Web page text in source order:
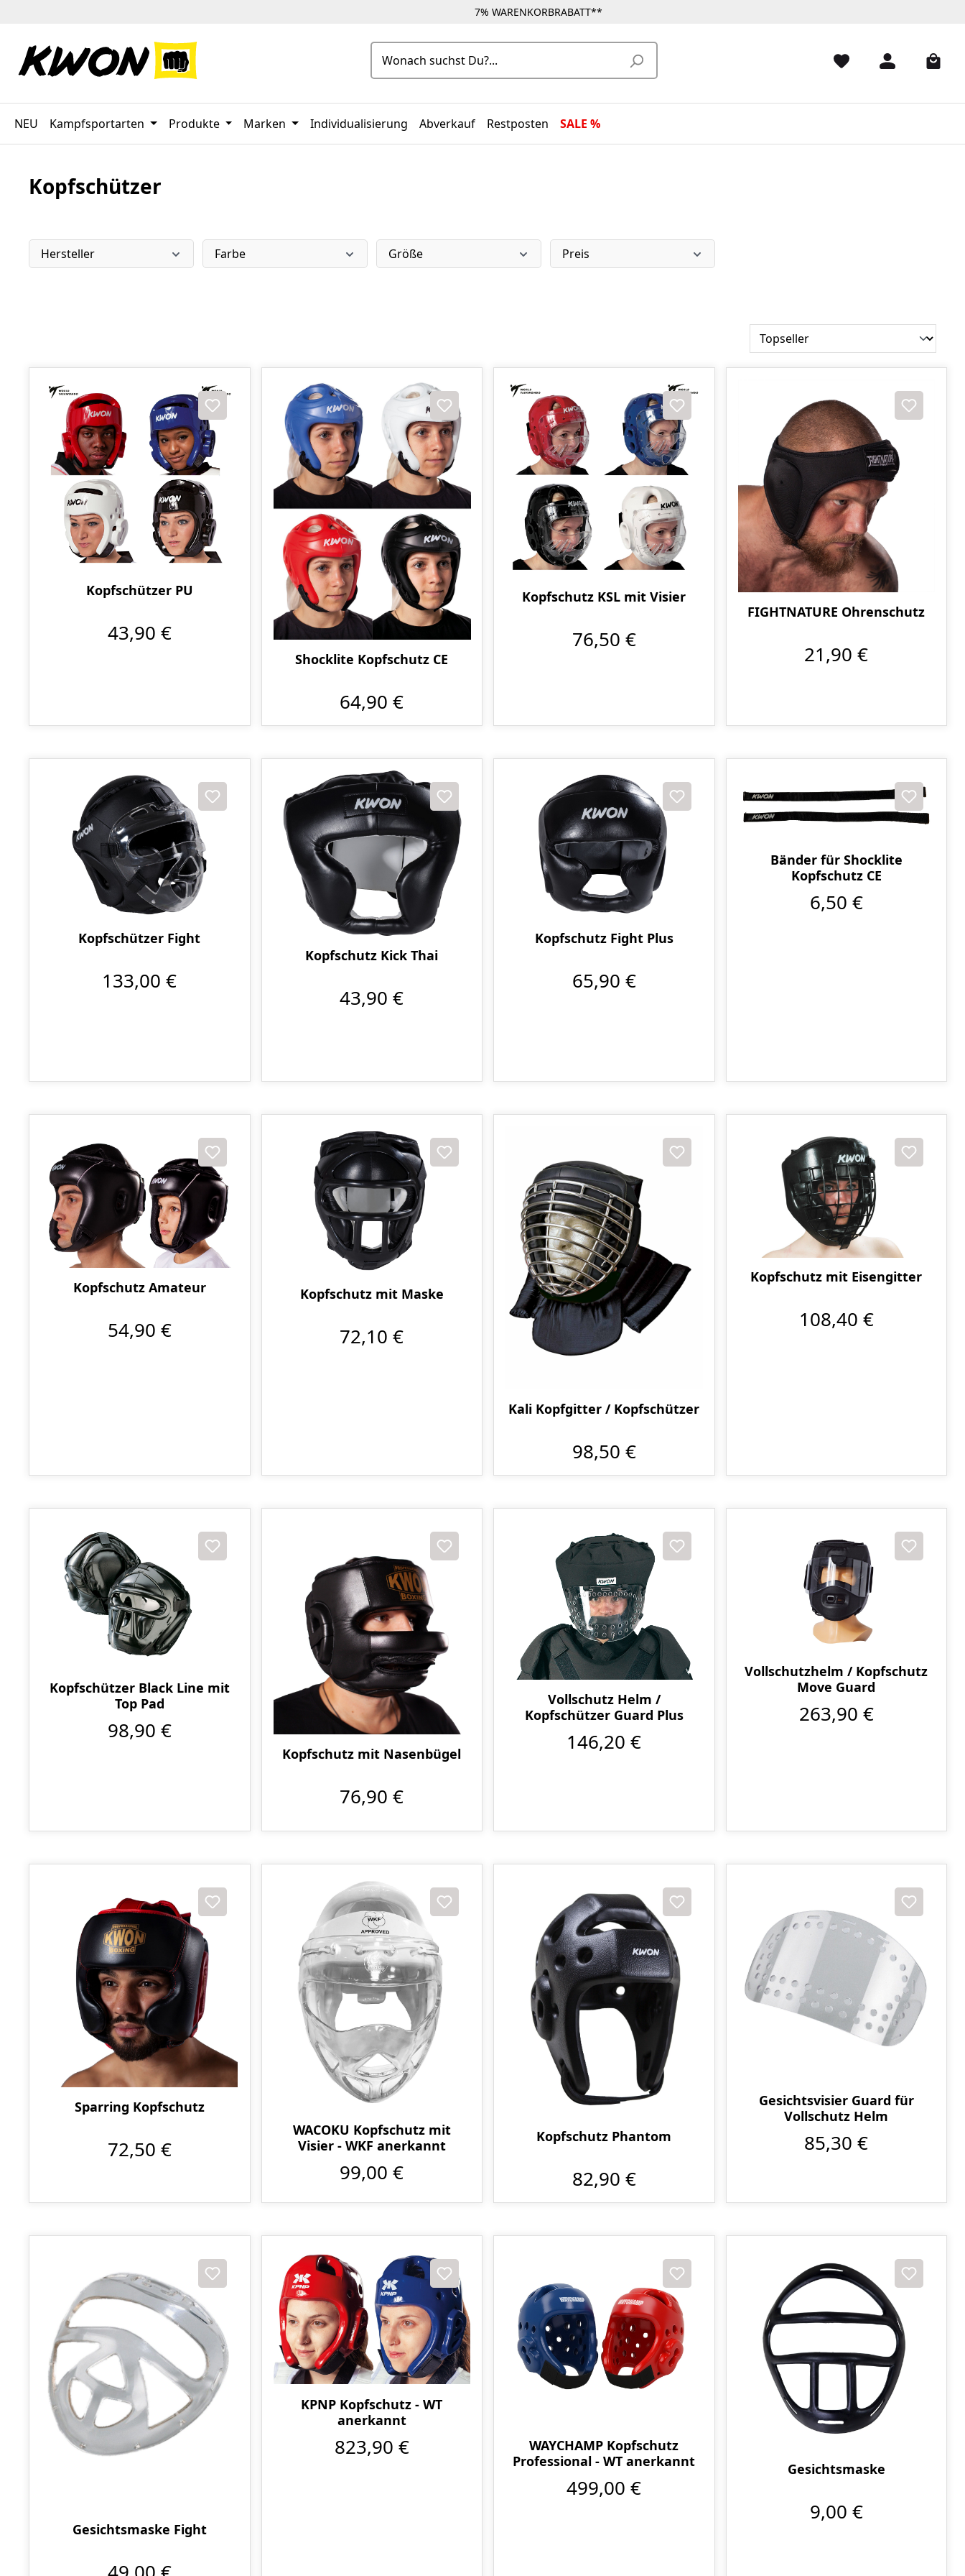
7% WARENKORBRABATT**
NEU Kampfsportarten Produkte Marken Individualisierung Abverkauf Restposten SALE %
Kopfschützer
Hersteller Farbe Größe Preis
Kopfschützer PU
43,90 €
Shocklite Kopfschutz CE
64,90 €
Kopfschutz KSL mit Visier
76,50 €
FIGHTNATURE Ohrenschutz
21,90 €
Kopfschützer Fight
133,00 €
Kopfschutz Kick Thai
43,90 €
Kopfschutz Fight Plus
65,90 €
Bänder für Shocklite
Kopfschutz CE
6,50 €
Kopfschutz Amateur
54,90 €
Kopfschutz mit Maske
72,10 €
Kali Kopfgitter / Kopfschützer
98,50 €
Kopfschutz mit Eisengitter
108,40 €
Kopfschützer Black Line mit
Top Pad
98,90 €
Kopfschutz mit Nasenbügel
76,90 €
Vollschutz Helm /
Kopfschützer Guard Plus
146,20 €
Vollschutzhelm / Kopfschutz
Move Guard
263,90 €
Sparring Kopfschutz
72,50 €
WACOKU Kopfschutz mit
Visier - WKF anerkannt
99,00 €
Kopfschutz Phantom
82,90 €
Gesichtsvisier Guard für
Vollschutz Helm
85,30 €
Gesichtsmaske Fight
KPNP Kopfschutz - WT
anerkannt
823,90 €
WAYCHAMP Kopfschutz
Professional - WT anerkannt
499,00 €
Gesichtsmaske
9,00 €